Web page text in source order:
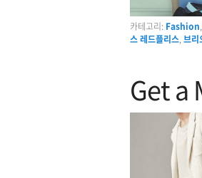
카테고리: Fashion,
스 레드플리스,브리
Get a